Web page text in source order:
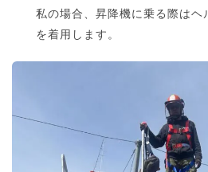
私の場合、昇降機に乗る際はヘ
を着用します。